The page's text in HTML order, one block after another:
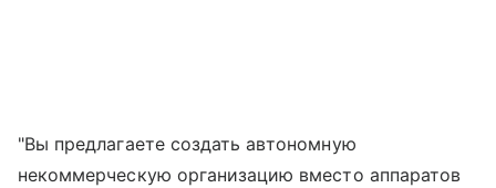
"Вы предлагаете создать автономную
некоммерческую организацию вместо аппаратов